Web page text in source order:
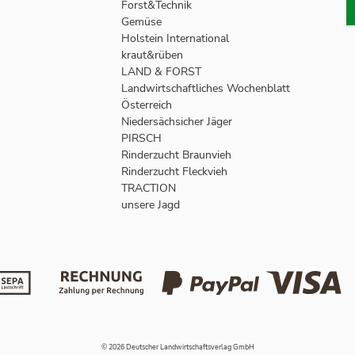
Forst&Technik
Gemüse
Holstein International
kraut&rüben
LAND & FORST
Landwirtschaftliches Wochenblatt
Österreich
Niedersächsicher Jäger
PIRSCH
Rinderzucht Braunvieh
Rinderzucht Fleckvieh
TRACTION
unsere Jagd
© 2026 Deutscher Landwirtschaftsverlag GmbH